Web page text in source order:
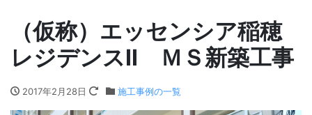
（仮称）エッセンシア稲穂
レジデンスⅡ ＭＳ新築工事
2017年2月28日 施工事例の一覧